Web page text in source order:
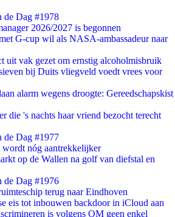
de Dag #1978
2026/2027 is begonnen
G-cup wil als NASA-ambassadeur naar
uit vak gezet om ernstig alcoholmisbruik
bij Duits vliegveld voedt vrees voor
alarm wegens droogte: Gereedschapskist
die 's nachts haar vriend bezocht terecht
de Dag #1977
nóg aantrekkelijker
op de Wallen na golf van diefstal en
de Dag #1976
terug naar Eindhoven
eis tot inbouwen backdoor in iCloud aan
is volgens OM geen enkel